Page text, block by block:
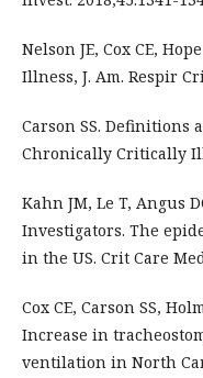
Nelson JE, Cox CE,
Illness, J. Am. Respir
Carson SS. Definitions
Chronically Critically
Kahn JM, Le T, Angus
Investigators. The
in the US. Crit Care
Cox CE, Carson SS,
Increase in
ventilation in North